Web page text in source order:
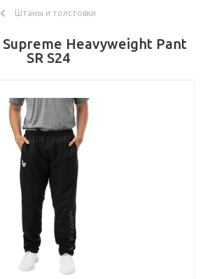
Штаны и толстовки
Heavyweight Pant
SR S24